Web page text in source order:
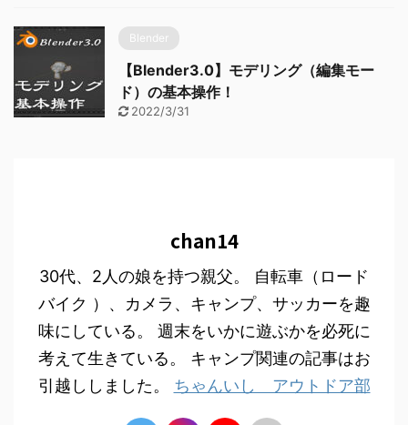
Blender
【Blender3.0】モデリング（編集モー
ド）の基本操作！
2022/3/31
chan14
30代、2人の娘を持つ親父。 自転車（ロード
バイク ）、カメラ、キャンプ、サッカーを趣
味にしている。 週末をいかに遊ぶかを必死に
考えて生きている。 キャンプ関連の記事はお
引越ししました。 ちゃんいし アウトドア部